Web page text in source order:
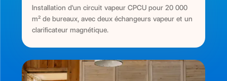
Installation d'un circuit vapeur CPCU pour 20 000
m² de bureaux, avec deux échangeurs vapeur et un
clarificateur magnétique.